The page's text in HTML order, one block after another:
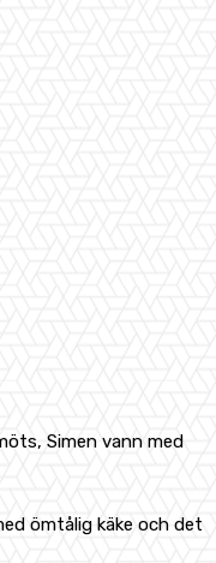
Simen vann med
ömtålig käke och det